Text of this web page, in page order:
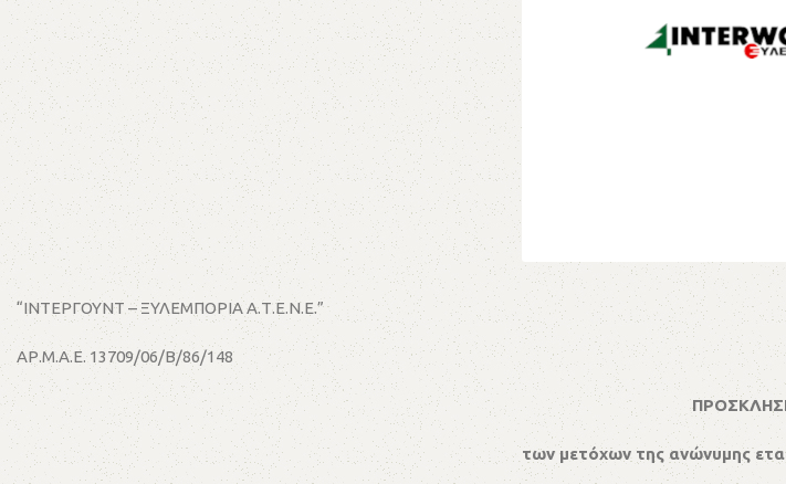
“ΙΝΤΕΡΓΟΥΝΤ – ΞΥΛΕΜΠΟΡΙΑ Α.Τ.Ε.Ν.Ε.”
ΑΡ.Μ.Α.Ε. 13709/06/Β/86/148
των μετόχων της ανώνυμης